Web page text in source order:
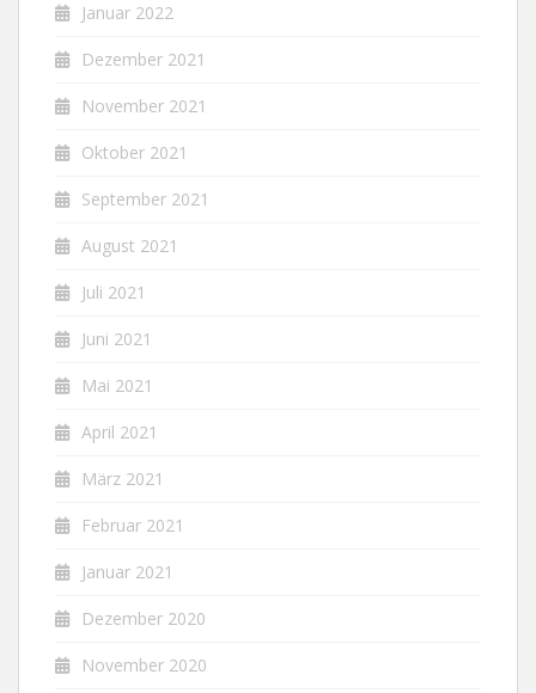
Januar 2022
Dezember 2021
November 2021
Oktober 2021
September 2021
August 2021
Juli 2021
Juni 2021
Mai 2021
April 2021
März 2021
Februar 2021
Januar 2021
Dezember 2020
November 2020